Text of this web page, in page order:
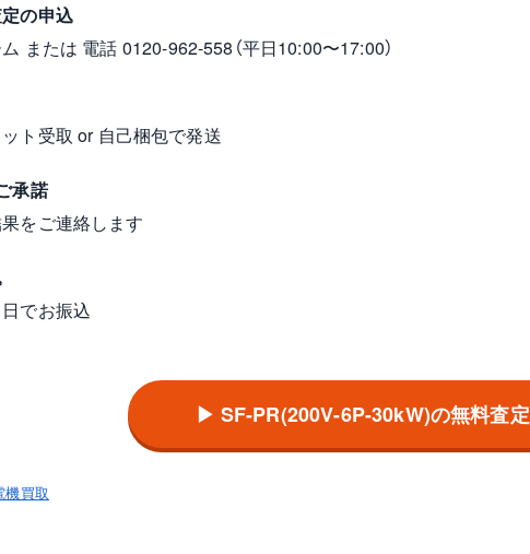
の申込
または 電話 0120-962-558（平日10:00〜17:00）
ト受取 or 自己梱包で発送
承諾
をご連絡します
でお振込
▶ SF-PR(200V-6P-30kW)の無料査
機買取